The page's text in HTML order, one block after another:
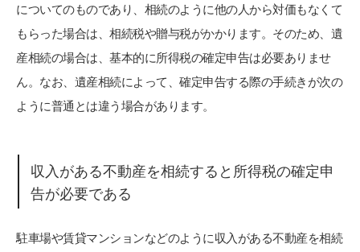
についてのものであり、相続のように他の人から対価もなくて
もらった場合は、相続税や贈与税がかかります。そのため、遺
産相続の場合は、基本的に所得税の確定申告は必要ありませ
ん。なお、遺産相続によって、確定申告する際の手続きが次の
ように普通とは違う場合があります。
収入がある不動産を相続すると所得税の確定申
告が必要である
駐車場や賃貸マンションなどのように収入がある不動産を相続